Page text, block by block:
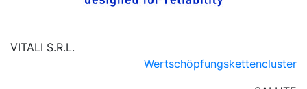
VITALI S.R.L.
Wertschöpfungskettencluster